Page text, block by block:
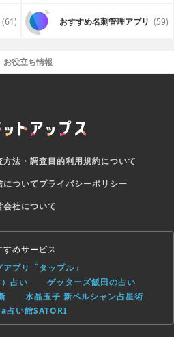
ット
自動分類)
す。"Galaxy S6", "Softbank
"au by KDDI SH005"にそれぞ
トや、IPアドレスで携帯電話を判
、Facebookなどで共有ができ
＊
貢献したいです。
善を支えてお願いいたします。
(61) おすすめ名刺管理アプリ (59)
お役立ち情報
方法・調査目的利用規約について
ついてプライバシーポリシー
会社について
すめサービス
プリ「タップル」
占い
ゲッターズ飯田の占い
水晶玉子 新ペルシャン占星術
占い館SATORI